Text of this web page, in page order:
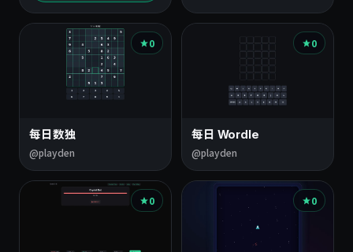
0
每日数独
@playden
0
每日 Wordle
@playden
0 0